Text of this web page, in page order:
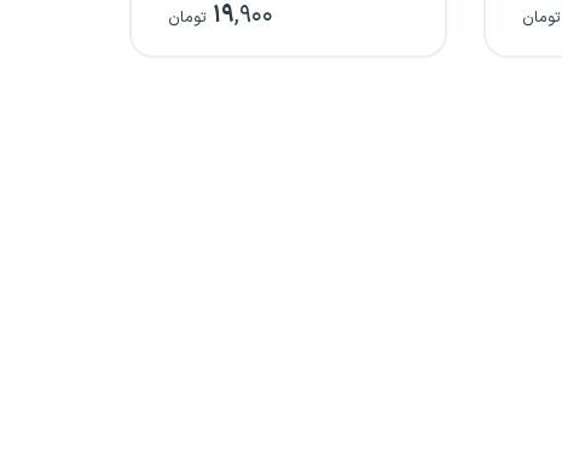
تومان ۱۹,۹۰۰ تومان